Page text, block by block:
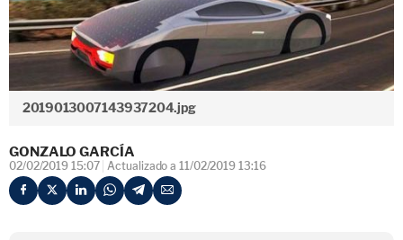
2019013007143937204.jpg
GONZALO GARCÍA
02/02/2019 15:07 Actualizado a 11/02/2019 13:16